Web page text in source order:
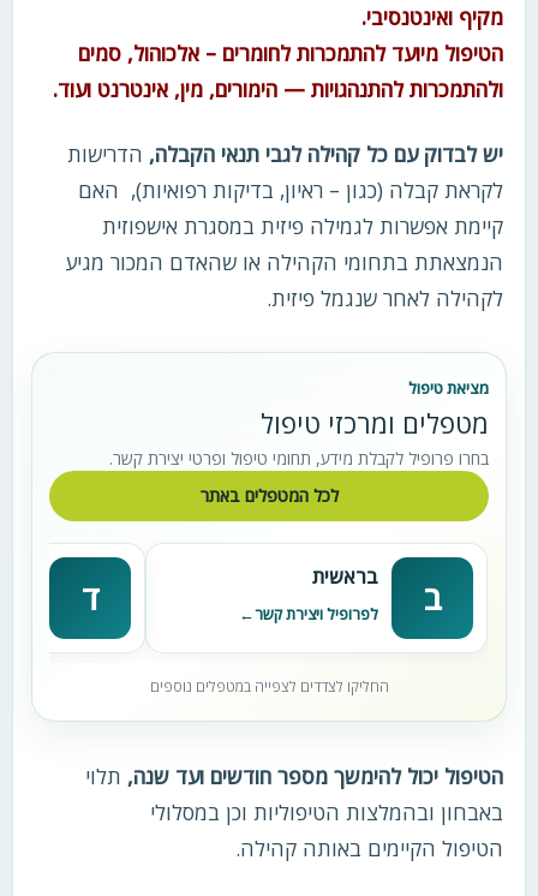
מקיף ואינטנסיבי.
הטיפול מיועד להתמכרות לחומרים – אלכוהול, סמים
ולהתמכרות להתנהגויות — הימורים, מין, אינטרנט ועוד.
יש לבדוק עם כל קהילה לגבי תנאי הקבלה, הדרישות
לקראת קבלה (כגון – ראיון, בדיקות רפואיות), האם
קיימת אפשרות לגמילה פיזית במסגרת אישפוזית
הנמצאתת בתחומי הקהילה או שהאדם המכור מגיע
לקהילה לאחר שנגמל פיזית.
מציאת טיפול
מטפלים ומרכזי טיפול
בחרו פרופיל לקבלת מידע, תחומי טיפול ופרטי יצירת קשר.
לכל המטפלים באתר
ב בראשית
לפרופיל ויצירת קשר ד
החליקו לצדדים לצפייה במטפלים נוספים
הטיפול יכול להימשך מספר חודשים ועד שנה, תלוי
באבחון ובהמלצות הטיפוליות וכן במסלולי
הטיפול הקיימים באותה קהילה.